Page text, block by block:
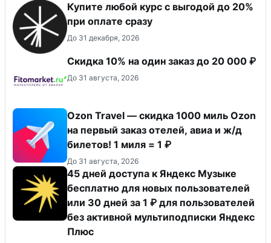
Купите любой курс с выгодой до 20%
при оплате сразу
До 31 декабря, 2026
Скидка 10% на один заказ до 20 000 ₽
До 31 августа, 2026
Ozon Travel — скидка 1000 миль Ozon
на первый заказ отелей, авиа и ж/д
билетов! 1 миля = 1 ₽
До 31 августа, 2026
45 дней доступа к Яндекс Музыке
бесплатно для новых пользователей
или 30 дней за 1 ₽ для пользователей
без активной мультиподписки Яндекс
Плюс